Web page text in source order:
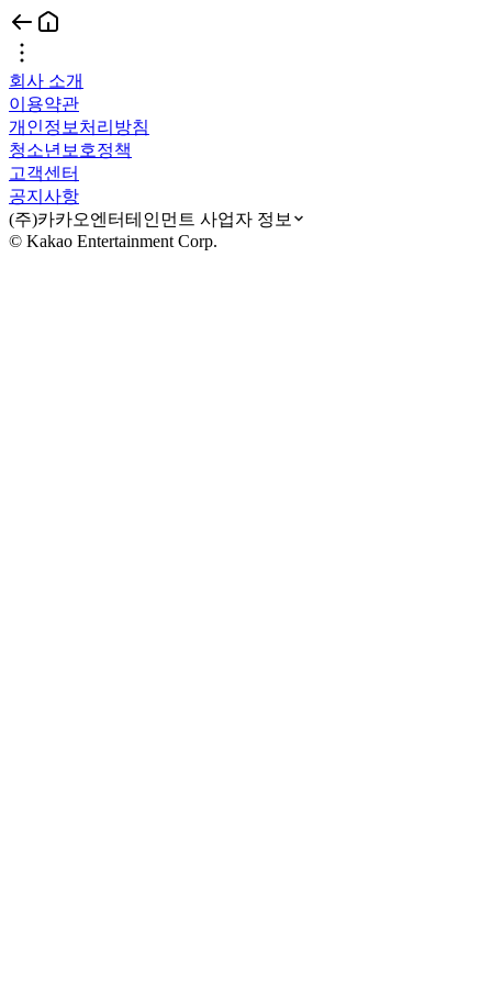
회사 소개
이용약관
개인정보처리방침
청소년보호정책
고객센터
공지사항
(주)카카오엔터테인먼트 사업자 정보
© Kakao Entertainment Corp.